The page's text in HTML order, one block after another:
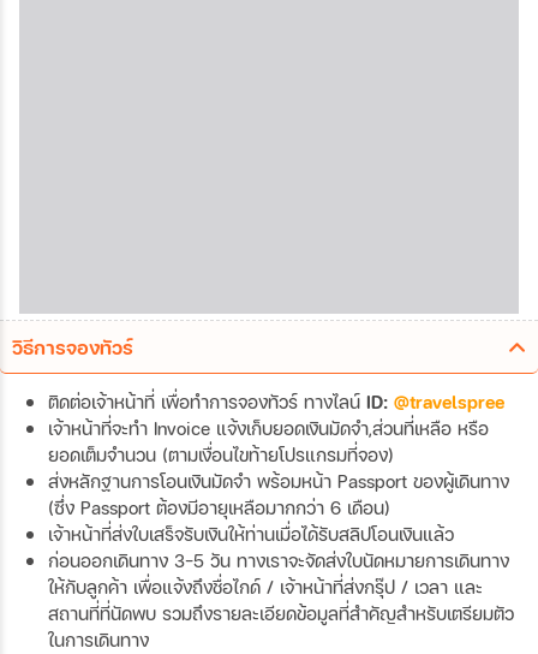
วิธีการจองทัวร์
ติดต่อเจ้าหน้าที่ เพื่อทำการจองทัวร์ ทางไลน์ ID: @travelspree
เจ้าหน้าที่จะทำ Invoice แจ้งเก็บยอดเงินมัดจำ,ส่วนที่เหลือ หรือ
ยอดเต็มจำนวน (ตามเงื่อนไขท้ายโปรแกรมที่จอง)
ส่งหลักฐานการโอนเงินมัดจำ พร้อมหน้า Passport ของผู้เดินทาง
(ซึ่ง Passport ต้องมีอายุเหลือมากกว่า 6 เดือน)
เจ้าหน้าที่ส่งใบเสร็จรับเงินให้ท่านเมื่อได้รับสลิปโอนเงินแล้ว
ก่อนออกเดินทาง 3-5 วัน ทางเราจะจัดส่งใบนัดหมายการเดินทาง
ให้กับลูกค้า เพื่อแจ้งถึงชื่อไกด์ / เจ้าหน้าที่ส่งกรุ๊ป / เวลา และ
สถานที่ที่นัดพบ รวมถึงรายละเอียดข้อมูลที่สำคัญสำหรับเตรียมตัว
ในการเดินทาง